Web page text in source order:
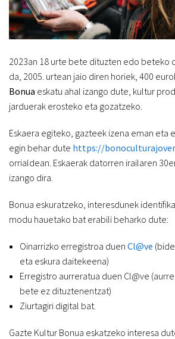
2023an 18 urte bete dituzten edo beteko
da, 2005. urtean jaio diren horiek, 400
Bonua eskatu ahal izango dute, kultur
jarduerak erosteko eta gozatzeko.
Eskaera egiteko, gazteek izena eman eta
egin behar dute https://
orrialdean. Eskaerak datorren irailaren
izango dira.
Bonua eskuratzeko, interesdunek
modu hauetako bat erabili beharko dute:
Oinarrizko erregistroa duen Cl@ve
eta eskura daitekeena)
Erregistro aurreratua duen Cl@ve
bete ez dituztenentzat)
Ziurtagiri digital bat.
Gazte Kultur Bonua eskatzeko interesa